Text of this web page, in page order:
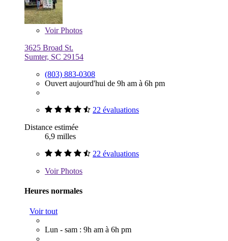
VoirPhotos
3625 Broad St.
Sumter, SC 29154
(803) 883-0308
Ouvert aujourd'hui de 9h am à 6h pm
22 évaluations
Distance estimée
6,9 milles
22 évaluations
VoirPhotos
Heures normales
Voir tout
Lun - sam : 9h am à 6h pm